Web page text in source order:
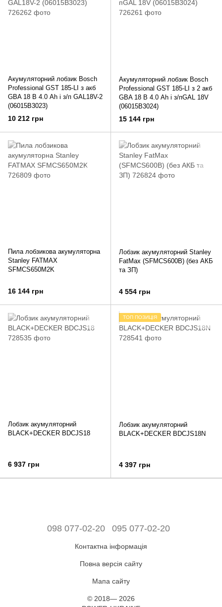
Акумуляторний лобзик Bosch
Professional GST 185-LI з акб
GBA 18 В 4.0 Ah і з/п GAL18V-2
(06015B3023)
10 212 грн
Акумуляторний лобзик Bosch
Professional GST 185-LI з 2 акб
GBA 18 В 4.0 Ah і з/пGAL 18V
(06015B3024)
15 144 грн
Пила лобзикова акумуляторна
Stanley FATMAX
SFMCS650M2K
16 144 грн
Лобзик акумуляторний Stanley
FatMax (SFMCS600B) (без АКБ
та ЗП)
4 554 грн
Лобзик акумуляторний
BLACK+DECKER BDCJS18
6 937 грн
ТОП ПОЗИЦІЯ
Лобзик акумуляторний
BLACK+DECKER BDCJS18N
4 397 грн
098 077-02-20 095 077-02-20
Контактна інформація
Повна версія сайту
Мапа сайту
© 2018— 2026